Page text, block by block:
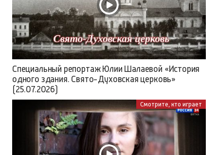
Специальный репортаж Юлии Шалаевой «История
одного здания. Свято-Духовская церковь»
(25.07.2026)
Смотрите, кто играет